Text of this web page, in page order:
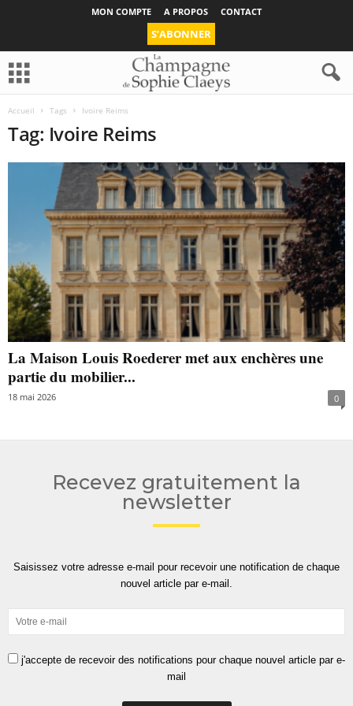
MON COMPTE A PROPOS CONTACT
S’ABONNER
Accueil Tags Ivoire Reims
Tag: Ivoire Reims
La Maison Louis Roederer met aux enchères une
partie du mobilier...
18 mai 2026 0
Recevez gratuitement la
newsletter
Saisissez votre adresse e-mail pour recevoir une notification de chaque
nouvel article par e-mail.
j'accepte de recevoir des notifications pour chaque nouvel article par e-
mail